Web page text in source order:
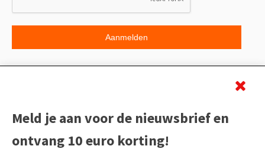
Meld je aan voor de nieuwsbrief en
ontvang 10 euro korting!